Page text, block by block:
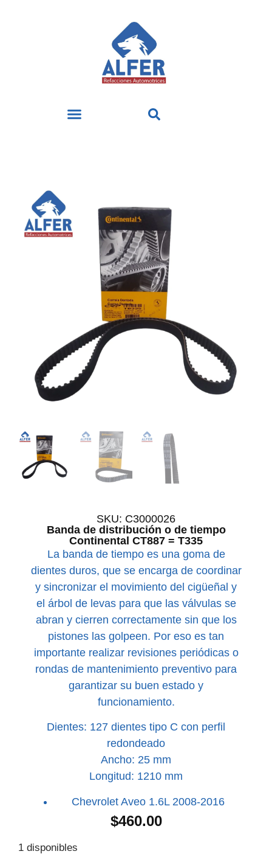
SKU: C3000026
Banda de distribución o de tiempo
Continental CT887 = T335
La banda de tiempo es una goma de
dientes duros, que se encarga de coordinar
y sincronizar el movimiento del cigüeñal y
el árbol de levas para que las válvulas se
abran y cierren correctamente sin que los
pistones las golpeen. Por eso es tan
importante realizar revisiones periódicas o
rondas de mantenimiento preventivo para
garantizar su buen estado y
funcionamiento.
Dientes: 127 dientes tipo C con perfil
redondeado
Ancho: 25 mm
Longitud: 1210 mm
Chevrolet Aveo 1.6L 2008-2016
$460.00
1 disponibles